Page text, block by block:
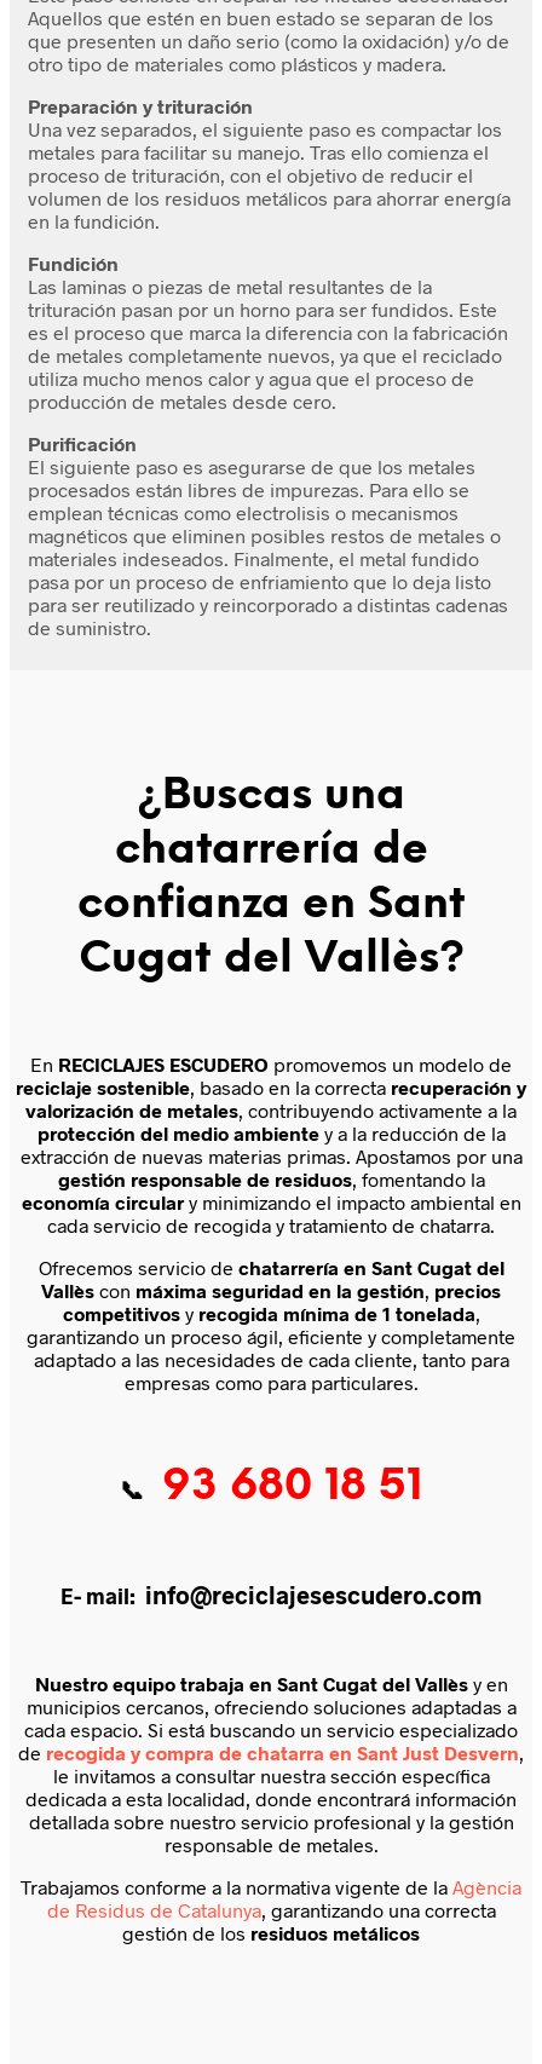
Aquellos que estén en buen estado se separan de los
que presenten un daño serio (como la oxidación) y/o de
otro tipo de materiales como plásticos y madera.
Preparación y trituración
Una vez separados, el siguiente paso es compactar los
metales para facilitar su manejo. Tras ello comienza el
proceso de trituración, con el objetivo de reducir el
volumen de los residuos metálicos para ahorrar energía
en la fundición.
Fundición
Las laminas o piezas de metal resultantes de la
trituración pasan por un horno para ser fundidos. Este
es el proceso que marca la diferencia con la fabricación
de metales completamente nuevos, ya que el reciclado
utiliza mucho menos calor y agua que el proceso de
producción de metales desde cero.
Purificación
El siguiente paso es asegurarse de que los metales
procesados están libres de impurezas. Para ello se
emplean técnicas como electrolisis o mecanismos
magnéticos que eliminen posibles restos de metales o
materiales indeseados. Finalmente, el metal fundido
pasa por un proceso de enfriamiento que lo deja listo
para ser reutilizado y reincorporado a distintas cadenas
de suministro.
¿Buscas una
chatarrería de
confianza en Sant
Cugat del Vallès?
En RECICLAJES ESCUDERO promovemos un modelo de
reciclaje sostenible , basado en la correcta recuperación y
valorización de metales , contribuyendo activamente a la
protección del medio ambientey a la reducción de la
extracción de nuevas materias primas. Apostamos por una
gestión responsable de residuos, fomentando la
economía circulary minimizando el impacto ambiental en
cada servicio de recogida y tratamiento de chatarra.
Ofrecemos servicio de chatarrería en Sant Cugat del
Vallès con máxima seguridad en la gestión precios
competitivosy recogida mínima de 1 tonelada
garantizando un proceso ágil, eficiente y completamente
adaptado a las necesidades de cada cliente, tanto para
empresas como para particulares.
📞 93 680 18 51
E- mail: info@reciclajesescudero.com
Nuestro equipo trabaja en Sant Cugat del Vallès y en
municipios cercanos, ofreciendo soluciones adaptadas a
cada espacio. Si está buscando un servicio especializado
de recogida y compra de chatarra en Sant Just Desvern,
le invitamos a consultar nuestra sección específica
dedicada a esta localidad, donde encontrará información
detallada sobre nuestro servicio profesional y la gestión
responsable de metales.
Trabajamos conforme a la normativa vigente de la Agència
de Residus de Catalunya, garantizando una correcta
gestión de los residuos metálicos